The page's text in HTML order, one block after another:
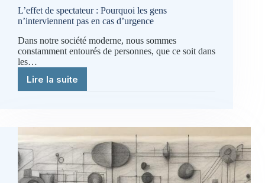
L’effet de spectateur : Pourquoi les gens
n’interviennent pas en cas d’urgence
Dans notre société moderne, nous sommes
constamment entourés de personnes, que ce soit dans
les…
Lire la suite
L’effet
Pourquoi
les
gens
n’interviennent
pas